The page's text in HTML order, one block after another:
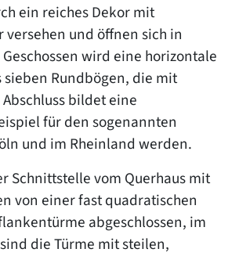
ein reiches Dekor mit
und öffnen sich in
wird eine horizontale
sieben Rundbögen, die mit
bildet eine
für den sogenannten
und im Rheinland werden.
Schnittstelle vom Querhaus mit
von einer fast quadratischen
abgeschlossen, im
die Türme mit steilen,